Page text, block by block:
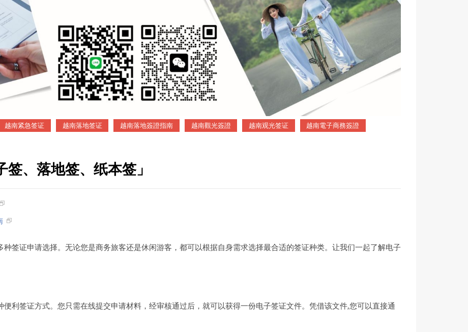
越南紧急签证 越南落地签证 越南落地簽證指南 越南觀光簽證 越南观光签证 越南電子商務簽證
、落地签、纸本签」
签证申请选择。无论您是商务旅客还是休闲游客，都可以根据自身需求选择最合适的签证种类。让我们一起了解电子
利签证方式。您只需在线提交申请材料，经审核通过后，就可以获得一份电子签证文件。凭借该文件,您可以直接通